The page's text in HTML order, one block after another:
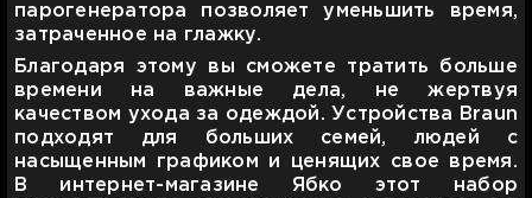
парогенератора позволяет уменьшить время,
затраченное на глажку.
Благодаря этому вы сможете тратить больше
времени на важные дела, не жертвуя
качеством ухода за одеждой. Устройства Braun
подходят для больших семей, людей с
насыщенным графиком и ценящих свое время.
В интернет-магазине Ябко этот набор